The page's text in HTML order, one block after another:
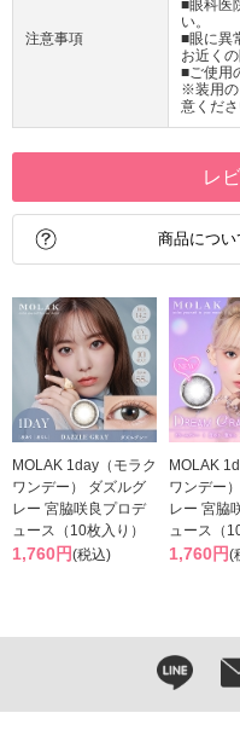
注意事項
■眼科医
い。
■眼に異
お近く
■ご使用
※装用の
意くださ
レ
商品につ
MOLAK 1day（モラク
ワンデー） ダズルグ
レー 宮脇咲良プロデ
ュース（10枚入り）
1,760円(税込)
MOLAK
ワンデー
レー 宮脇
ュース（
1,760円(